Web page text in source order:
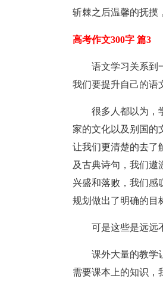
斩棘之后温馨的抚摸
高考作文300字 篇3
语文学习关系到
我们要提升自己的语
很多人都以为，
家的文化以及别国的
让我们更清楚的去了
及古典诗句，我们遨
兴盛和落败，我们感
规划做出了明确的目
可是这些是远远
课外大量的教学
需要课本上的知识，